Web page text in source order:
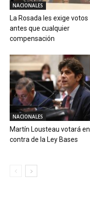
NACIONALES
La Rosada les exige votos
antes que cualquier
compensación
NACIONALES
Martín Lousteau votará en
contra de la Ley Bases